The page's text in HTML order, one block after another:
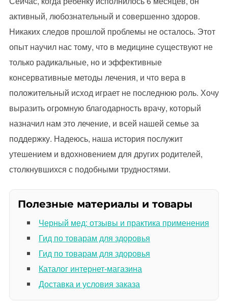
активный, любознательный и совершенно здоров.
Никаких следов прошлой проблемы не осталось. Этот
опыт научил нас тому, что в медицине существуют не
только радикальные, но и эффективные
консервативные методы лечения, и что вера в
положительный исход играет не последнюю роль. Хочу
выразить огромную благодарность врачу, который
назначил нам это лечение, и всей нашей семье за
поддержку. Надеюсь, наша история послужит
утешением и вдохновением для других родителей,
столкнувшихся с подобными трудностями.
Полезные материалы и товары
Черный мед: отзывы и практика применения
Гид по товарам для здоровья
Гид по товарам для здоровья
Каталог интернет-магазина
Доставка и условия заказа